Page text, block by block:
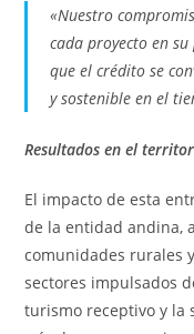
«Nuestro
cada proyecto en
que el crédito se
y sostenible en el
Resultados en el
El impacto de esta
de la entidad andina,
comunidades rurales
sectores impulsados
turismo receptivo y la